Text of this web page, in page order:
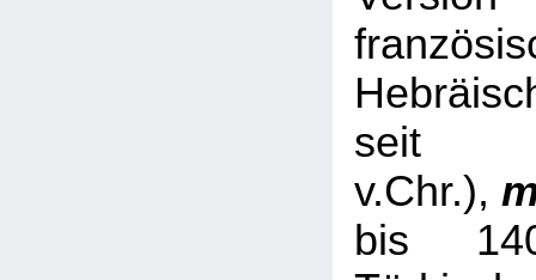
v.Chr.),
bis